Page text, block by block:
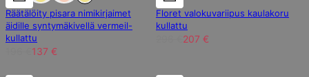
Räätälöity pisara nimikirjaimet
äidille syntymäkivellä vermeil-
kullattu
137 €
Floret valokuvariipus kaulakoru
kullattu
207 €